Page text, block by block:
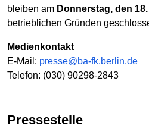
bleiben am Donnerstag, den
betrieblichen Gründen
Medienkontakt
E-Mail: presse@ba-fk.berlin.de
Telefon: (030) 90298-2843
Pressestelle